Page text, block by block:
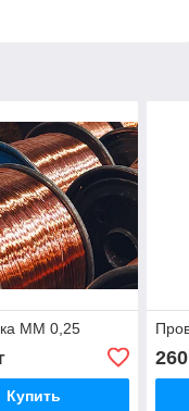
ММ 0,25
Купить
260